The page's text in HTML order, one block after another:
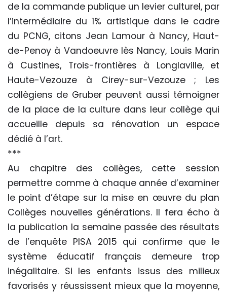
de la commande publique un levier culturel, par
l’intermédiaire du 1% artistique dans le cadre
du PCNG, citons Jean Lamour à Nancy, Haut-
de-Penoy à Vandoeuvre lès Nancy, Louis Marin
à Custines, Trois-frontières à Longlaville, et
Haute-Vezouze à Cirey-sur-Vezouze ; Les
collègiens de Gruber peuvent aussi témoigner
de la place de la culture dans leur collège qui
accueille depuis sa rénovation un espace
dédié à l’art.
***
Au chapitre des collèges, cette session
permettre comme à chaque année d’examiner
le point d’étape sur la mise en œuvre du plan
Collèges nouvelles générations. Il fera écho à
la publication la semaine passée des résultats
de l’enquête PISA 2015 qui confirme que le
système éducatif français demeure trop
inégalitaire. Si les enfants issus des milieux
favorisés y réussissent mieux que la moyenne,